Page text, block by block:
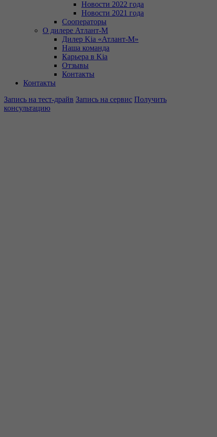
Новости 2022 года
Новости 2021 года
Сооператоры
О дилере Атлант-М
Дилер Kia «Атлант-М»
Наша команда
Карьера в Kia
Отзывы
Контакты
Контакты
Запись на тест-драйв Запись на сервис Получить
консультацию